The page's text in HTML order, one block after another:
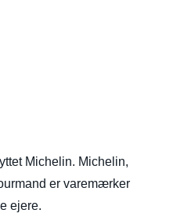
Michelin. Michelin,
er varemærker
ejere.